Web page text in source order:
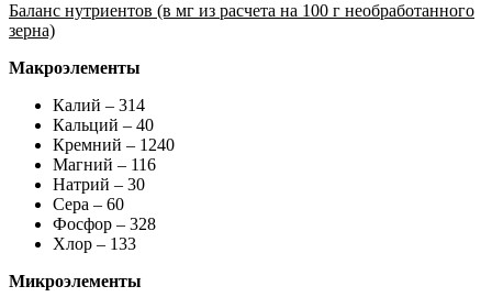
Баланс нутриентов (в мг из расчета на 100 г необработанного
зерна)
Макроэлементы
Калий – 314
Кальций – 40
Кремний – 1240
Магний – 116
Натрий – 30
Сера – 60
Фосфор – 328
Хлор – 133
Микроэлементы